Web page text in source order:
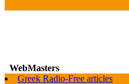
WebMasters
Greek Radio-Free articles